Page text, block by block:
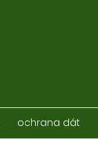
ochrana dát